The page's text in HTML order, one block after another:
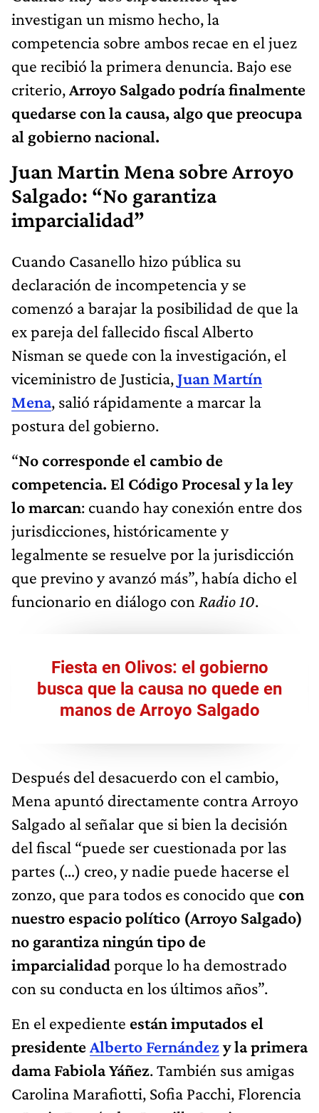
investigan un mismo hecho, la
competencia sobre ambos recae en el juez
que recibió la primera denuncia. Bajo ese
criterio,Arroyo Salgado podría finalmente
quedarse con la causa, algo que preocupa
al gobierno nacional.
Juan Martin Mena sobre Arroyo
Salgado: “No garantiza
imparcialidad”
Cuando Casanello hizo pública su
declaración de incompetencia y se
comenzó a barajar la posibilidad de que la
ex pareja del fallecido fiscal Alberto
Nisman se quede con la investigación, el
viceministro de Justicia,Juan Martín
Mena, salió rápidamente a marcar la
postura del gobierno.
“No corresponde el cambio de
competencia. El Código Procesal y la ley
lo marcan: cuando hay conexión entre dos
jurisdicciones, históricamente y
legalmente se resuelve por la jurisdicción
que previno y avanzó más”, había dicho el
funcionario en diálogo con Radio 10.
Fiesta en Olivos: el gobierno
busca que la causa no quede en
manos de Arroyo Salgado
Después del desacuerdo con el cambio,
Mena apuntó directamente contra Arroyo
Salgado al señalar que si bien la decisión
del fiscal “puede ser cuestionada por las
partes (…) creo, y nadie puede hacerse el
zonzo, que para todos es conocido que con
nuestro espacio político (Arroyo Salgado)
no garantiza ningún tipo de
imparcialidadporque lo ha demostrado
con su conducta en los últimos años”.
En el expediente están imputados el
presidenteAlberto Fernándezy la primera
dama Fabiola Yáñez. También sus amigas
Carolina Marafiotti, Sofia Pacchi, Florencia